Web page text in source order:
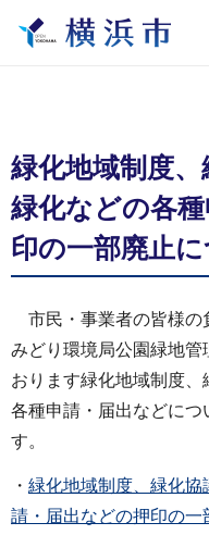
緑化地域制度
緑化などの各
印の一部廃止
市民・事業者の皆様の
みどり環境局公園緑地管
おります緑化地域制度
各種申請・届出などにつ
す。
・ 緑化地域制度、緑化協
請・届出などの押印の一